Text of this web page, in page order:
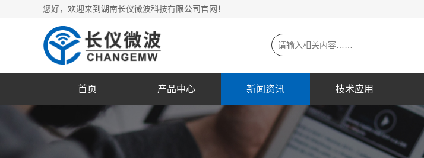
您好，欢迎来到湖南长仪微波科技有限公司官网！
首页 产品中心 新闻资讯 技术应用